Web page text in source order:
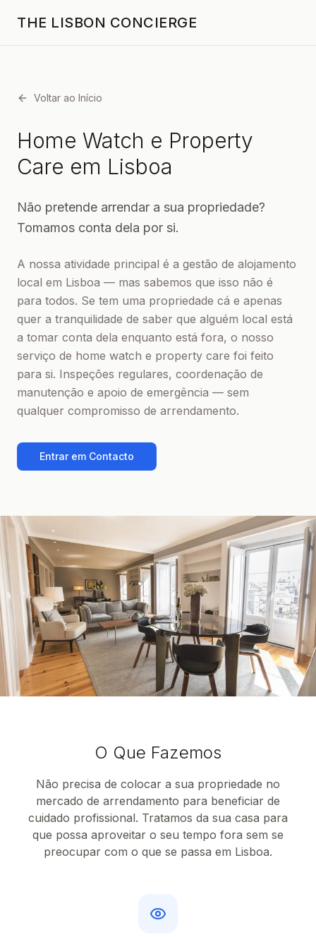
THE LISBON CONCIERGE
Voltar ao Início
Home Watch e Property
Care em Lisboa
Não pretende arrendar a sua propriedade?
Tomamos conta dela por si.
A nossa atividade principal é a gestão de alojamento
local em Lisboa — mas sabemos que isso não é
para todos. Se tem uma propriedade cá e apenas
quer a tranquilidade de saber que alguém local está
a tomar conta dela enquanto está fora, o nosso
serviço de home watch e property care foi feito
para si. Inspeções regulares, coordenação de
manutenção e apoio de emergência — sem
qualquer compromisso de arrendamento.
Entrar em Contacto
O Que Fazemos
Não precisa de colocar a sua propriedade no
mercado de arrendamento para beneficiar de
cuidado profissional. Tratamos da sua casa para
que possa aproveitar o seu tempo fora sem se
preocupar com o que se passa em Lisboa.